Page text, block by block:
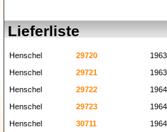
Lieferliste
Henschel 29720
1963
Henschel
29721
1963
Henschel
29722
1964
Henschel
29723
1964
Henschel
30711
1964